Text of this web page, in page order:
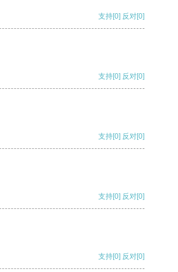
支持[0] 反对[0]
支持[0] 反对[0]
支持[0] 反对[0]
支持[0] 反对[0]
支持[0] 反对[0]